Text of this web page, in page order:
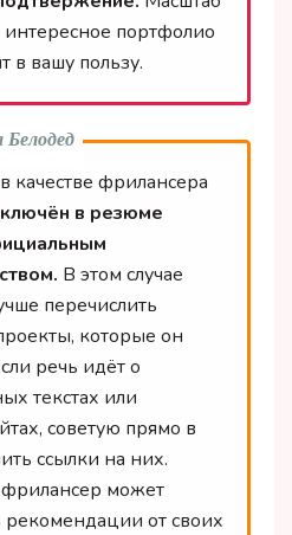
портфолио
в вашу пользу.
качестве фрилансера
в резюме
В этом случае
перечислить
которые он
речь идёт о
текстах или
советую прямо в
ссылки на них.
может
рекомендации от своих
Белодед